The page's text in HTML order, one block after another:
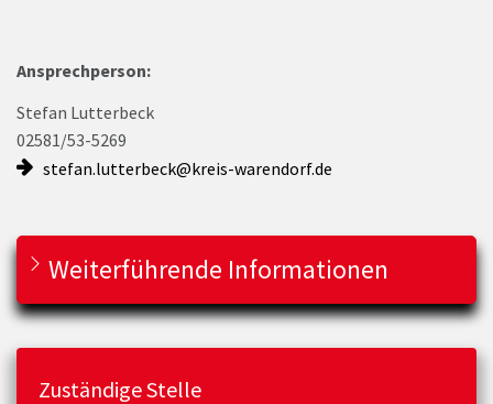
Ansprechperson:
Stefan Lutterbeck
02581/53-5269
stefan.lutterbeck@kreis-warendorf.de
Weiterführende Informationen
Zuständige Stelle